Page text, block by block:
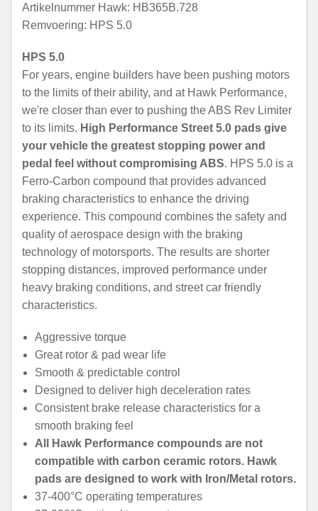
Artikelnummer Hawk: HB365B.728
Remvoering: HPS 5.0
HPS 5.0
For years, engine builders have been pushing motors
to the limits of their ability, and at Hawk Performance,
we're closer than ever to pushing the ABS Rev Limiter
to its limits. High Performance Street 5.0 pads give
your vehicle the greatest stopping power and
pedal feel without compromising ABS. HPS 5.0 is a
Ferro-Carbon compound that provides advanced
braking characteristics to enhance the driving
experience. This compound combines the safety and
quality of aerospace design with the braking
technology of motorsports. The results are shorter
stopping distances, improved performance under
heavy braking conditions, and street car friendly
characteristics.
Aggressive torque
Great rotor & pad wear life
Smooth & predictable control
Designed to deliver high deceleration rates
Consistent brake release characteristics for a
smooth braking feel
All Hawk Performance compounds are not
compatible with carbon ceramic rotors. Hawk
pads are designed to work with Iron/Metal rotors.
37-400°C operating temperatures